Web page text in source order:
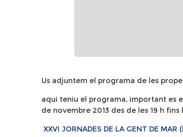
Us adjuntem el programa de les
aqui teniu el programa, important es
de novembre 2013 des de les 19 h fins
XXVI JORNADES DE LA GENT DE MAR